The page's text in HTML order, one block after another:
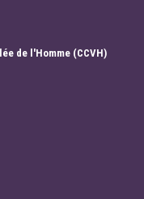
de l'Homme (CCVH)